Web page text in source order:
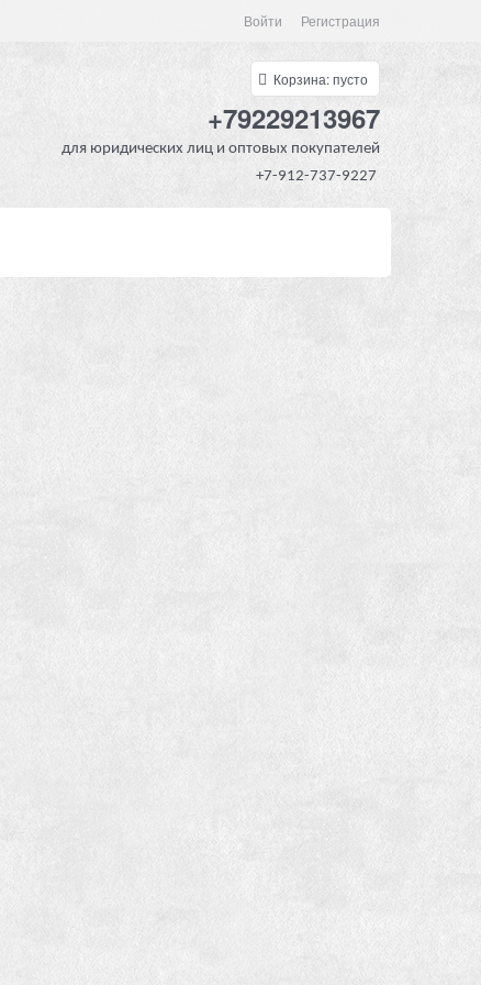
Войти Регистрация
Корзина:пусто
+79229213967
для юридических лиц и оптовых покупателей
+7-912-737-9227